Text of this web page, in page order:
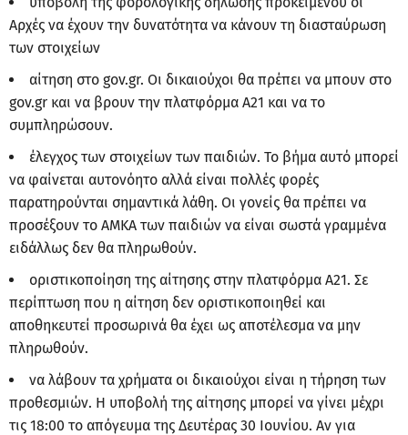
Αρχές να έχουν την δυνατότητα να κάνουν τη διασταύρωση
των στοιχείων
αίτηση στο gov.gr. Οι δικαιούχοι θα πρέπει να μπουν στο
gov.gr και να βρουν την πλατφόρμα Α21 και να το
συμπληρώσουν.
έλεγχος των στοιχείων των παιδιών. Το βήμα αυτό μπορεί
να φαίνεται αυτονόητο αλλά είναι πολλές φορές
παρατηρούνται σημαντικά λάθη. Οι γονείς θα πρέπει να
προσέξουν το ΑΜΚΑ των παιδιών να είναι σωστά γραμμένα
ειδάλλως δεν θα πληρωθούν.
οριστικοποίηση της αίτησης στην πλατφόρμα Α21. Σε
περίπτωση που η αίτηση δεν οριστικοποιηθεί και
αποθηκευτεί προσωρινά θα έχει ως αποτέλεσμα να μην
πληρωθούν.
να λάβουν τα χρήματα οι δικαιούχοι είναι η τήρηση των
προθεσμιών. Η υποβολή της αίτησης μπορεί να γίνει μέχρι
τις 18:00 το απόγευμα της Δευτέρας 30 Ιουνίου. Αν για